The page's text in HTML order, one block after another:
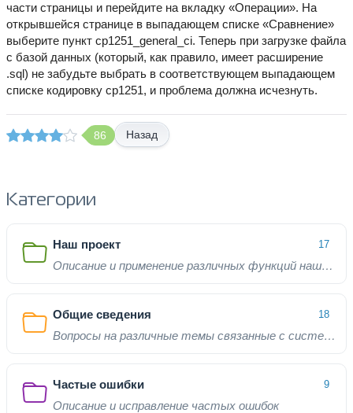
части страницы и перейдите на вкладку «Операции». На
открывшейся странице в выпадающем списке «Сравнение»
выберите пункт cp1251_general_ci. Теперь при загрузке файла
с базой данных (который, как правило, имеет расширение
.sql) не забудьте выбрать в соответствующем выпадающем
списке кодировку cp1251, и проблема должна исчезнуть.
86 Назад
Категории
Наш проект 17
Описание и применение различных функций нашего проекта
Общие сведения 18
Вопросы на различные темы связанные с системой
Частые ошибки 9
Описание и исправление частых ошибок